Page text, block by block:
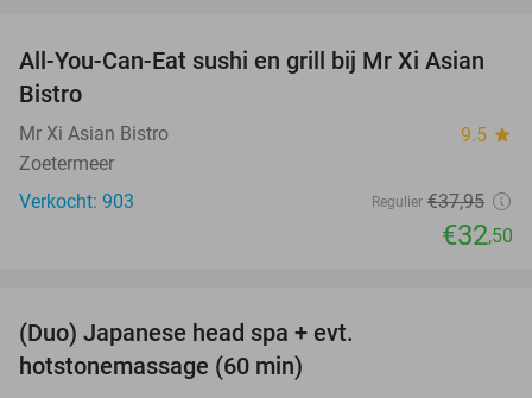
14%
All-You-Can-Eat sushi en grill bij Mr Xi Asian
Bistro
Mr Xi Asian Bistro 9.5 star
Zoetermeer
Verkocht: 903
Regulier €37,95
€32,50
(Duo) Japanese head spa + evt.
hotstonemassage (60 min)